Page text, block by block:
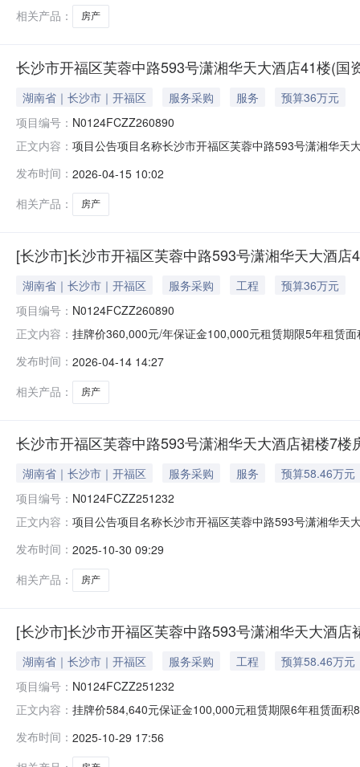
相关产品：
房产
长沙市开福区芙蓉中路593号潇湘华天大酒店41楼(国
湖南省｜长沙市｜开福区 服务采购 服务
预算36万元
项目编号： N0124FCZZ260890
正文内容： 项目公告项目名称长沙市开福区芙蓉中路593号潇湘华
方式按季度支付租金递增方式前三年不递增，第四年开
发布时间： 2026-04-15 10:02
相关产品：
房产
[长沙市]长沙市开福区芙蓉中路593号潇湘华天大酒店
湖南省｜长沙市｜开福区 服务采购 工程
预算36万元
项目编号： N0124FCZZ260890
正文内容： 挂牌价360,000元/年保证金100,000元租赁期限5年租赁
号湖南国际金融大厦基本属性标的类型房产所在层数41
发布时间： 2026-04-14 14:27
相关产品：
房产
长沙市开福区芙蓉中路593号潇湘华天大酒店裙楼7
湖南省｜长沙市｜开福区 服务采购 服务
预算58.46万元
项目编号： N0124FCZZ251232
正文内容： 项目公告项目名称长沙市开福区芙蓉中路593号潇湘华
付方式按季度支付租金递增方式不递增装修免租期限3个
发布时间： 2025-10-30 09:29
相关产品：
房产
[长沙市]长沙市开福区芙蓉中路593号潇湘华天大酒店
湖南省｜长沙市｜开福区 服务采购 工程
预算58.46万元
项目编号： N0124FCZZ251232
正文内容： 挂牌价584,640元保证金100,000元租赁期限6年租赁面
际金融大厦基本属性标的类型房产所在层数7租赁面积
发布时间： 2025-10-29 17:56